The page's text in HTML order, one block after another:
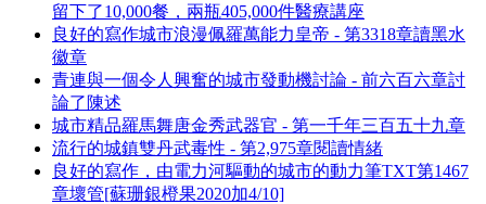
留下了10,000餐，兩瓶405,000件醫療講座
良好的寫作城市浪漫佩羅萬能力皇帝 - 第3318章讀黑水
徽章
青連與一個令人興奮的城市發動機討論 - 前六百六章討
論了陳述
城市精品羅馬舞唐金秀武器官 - 第一千年三百五十九章
流行的城鎮雙丹武毒性 - 第2,975章閱讀情緒
良好的寫作，由電力河驅動的城市的動力筆TXT第1467
章壞管[蘇珊銀橙果2020加4/10]